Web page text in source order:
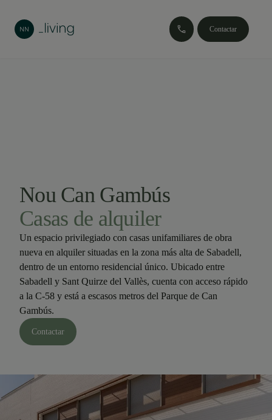
Contactar
Nou Can Gambús
Casas de alquiler
Un espacio privilegiado con casas unifamiliares de obra
nueva en alquiler situadas en la zona más alta de Sabadell,
dentro de un entorno residencial único. Ubicado entre
Sabadell y Sant Quirze del Vallès, cuenta con acceso rápido
a la C-58 y está a escasos metros del Parque de Can
Gambús.
Contactar